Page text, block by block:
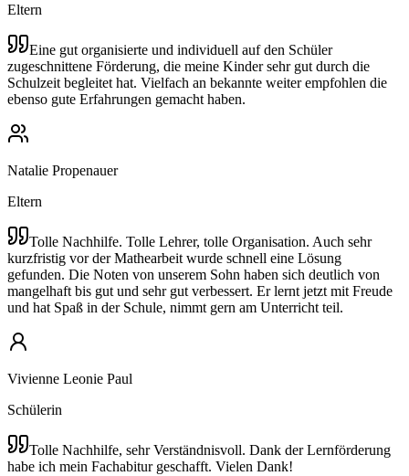
Eltern
Eine gut organisierte und individuell auf den Schüler
zugeschnittene Förderung, die meine Kinder sehr gut durch die
Schulzeit begleitet hat. Vielfach an bekannte weiter empfohlen die
ebenso gute Erfahrungen gemacht haben.
Natalie Propenauer
Eltern
Tolle Nachhilfe. Tolle Lehrer, tolle Organisation. Auch sehr
kurzfristig vor der Mathearbeit wurde schnell eine Lösung
gefunden. Die Noten von unserem Sohn haben sich deutlich von
mangelhaft bis gut und sehr gut verbessert. Er lernt jetzt mit Freude
und hat Spaß in der Schule, nimmt gern am Unterricht teil.
Vivienne Leonie Paul
Schülerin
Tolle Nachhilfe, sehr Verständnisvoll. Dank der Lernförderung
habe ich mein Fachabitur geschafft. Vielen Dank!